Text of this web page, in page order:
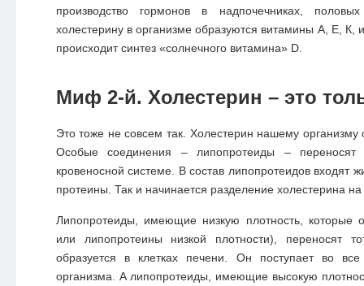
производство гормонов в надпочечниках,
холестерину в организме образуются витамины А, Е,
происходит синтез «солнечного витамина» D.
Миф 2-й. Холестерин – это
Это тоже не совсем так. Холестерин нашему
Особые соединения – липопротеиды –
кровеносной системе. В состав липопротеидов входят
протеины. Так и начинается разделение холестерина
Липопротеиды, имеющие низкую плотность, которые
или липопротеины низкой плотности), переносят
образуется в клетках печени. Он поступает во
организма. А липопротеиды, имеющие высокую